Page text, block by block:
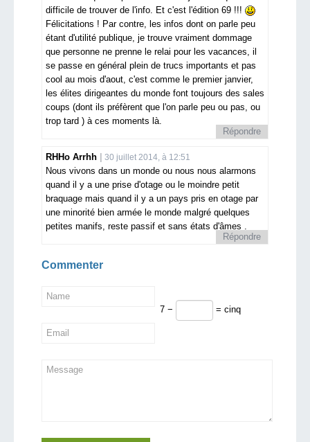
difficile de trouver de l'info. Et c'est l'édition 69 !!!
Félicitations ! Par contre, les infos dont on parle peu
étant d'utilité publique, je trouve vraiment dommage
que personne ne prenne le relai pour les vacances, il
se passe en général plein de trucs importants et pas
cool au mois d'aout, c'est comme le premier janvier,
les élites dirigeantes du monde font toujours des sales
coups (dont ils préfèrent que l'on parle peu ou pas, ou
trop tard ) à ces moments là.
Répondre
RHHo Arrhh 30 juillet 2014, à 12:51
Nous vivons dans un monde ou nous nous alarmons
quand il y a une prise d'otage ou le moindre petit
braquage mais quand il y a un pays pris en otage par
une minorité bien armée le monde malgré quelques
petites manifs, reste passif et sans états d'âmes .
Répondre
Commenter
7 − = cinq